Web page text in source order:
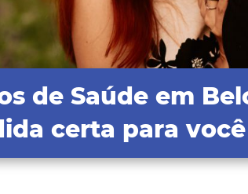
de Saúde em
certa para você